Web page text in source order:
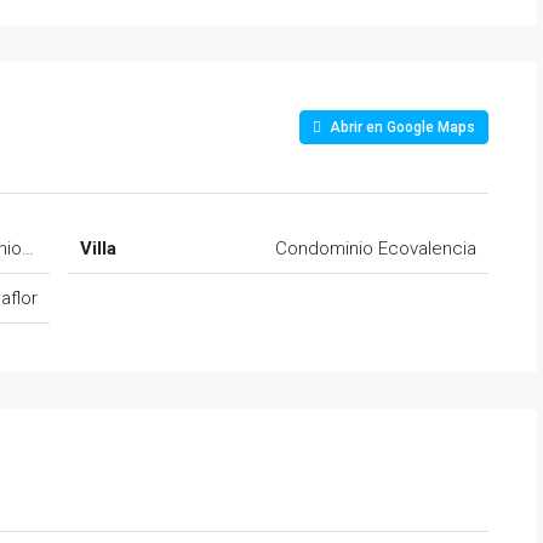
Abrir en Google Maps
Ecovalencia, Comuna Peñaflor.
Villa Condominio Ecovalencia